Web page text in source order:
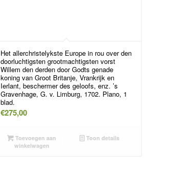
Het allerchristelykste Europe in rou over den
doorluchtigsten grootmachtigsten vorst
Willem den derden door Godts genade
koning van Groot Britanje, Vrankrijk en
Ierlant, beschermer des geloofs, enz. ’s
Gravenhage, G. v. Limburg, 1702. Plano, 1
blad.
€275,00
Toevoegen aan
winkelwagen
Toon details